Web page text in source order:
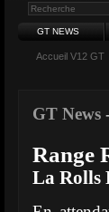
GT NEWS
Accueil V12 GT
GT News
Range
La Rolls